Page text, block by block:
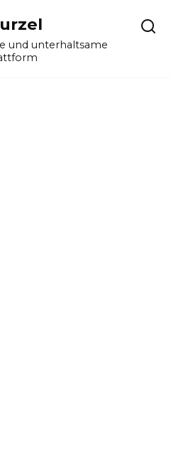
und unterhaltsame